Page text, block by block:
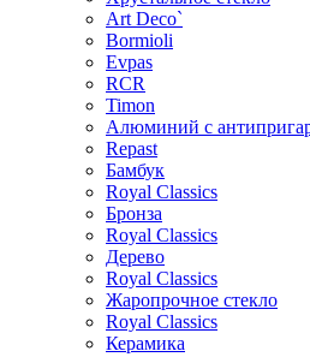
Art Deco`
Bormioli
Evpas
RCR
Timon
Алюминий с
Repast
Бамбук
Royal Classics
Бронза
Royal Classics
Дерево
Royal Classics
Жаропрочное стекло
Royal Classics
Керамика